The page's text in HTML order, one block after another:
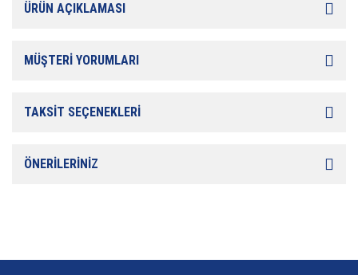
ÜRÜN AÇIKLAMASI
MÜŞTERİ YORUMLARI
TAKSİT SEÇENEKLERİ
ÖNERİLERİNİZ